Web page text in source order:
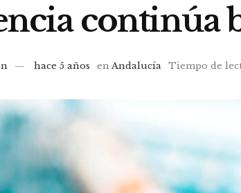
continúa
hace 5 años en Andalucía Tiempo de